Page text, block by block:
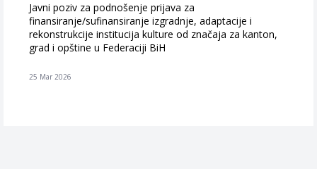
Javni poziv za podnošenje prijava za
finansiranje/sufinansiranje izgradnje, adaptacije i
rekonstrukcije institucija kulture od značaja za kanton,
grad i opštine u Federaciji BiH
25 Mar 2026